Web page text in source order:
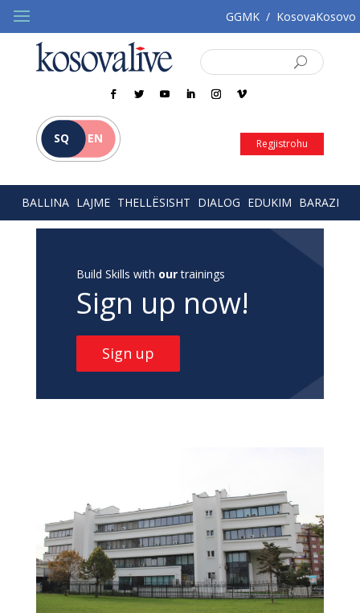
GGMK / KosovaKosovo
SQ EN Regjistrohu
BALLINA LAJME THELLËSISHT DIALOG EDUKIM BARAZI
Build Skills with ourtrainings
Sign up now!
Sign up